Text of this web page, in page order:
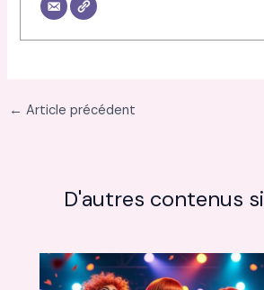
← Article précédent
D'autres contenus